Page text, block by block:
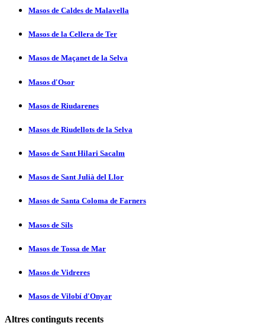
Masos de Caldes de Malavella
Masos de la Cellera de Ter
Masos de Maçanet de la Selva
Masos d'Osor
Masos de Riudarenes
Masos de Riudellots de la Selva
Masos de Sant Hilari Sacalm
Masos de Sant Julià del Llor
Masos de Santa Coloma de Farners
Masos de Sils
Masos de Tossa de Mar
Masos de Vidreres
Masos de Vilobí d'Onyar
Altres continguts recents